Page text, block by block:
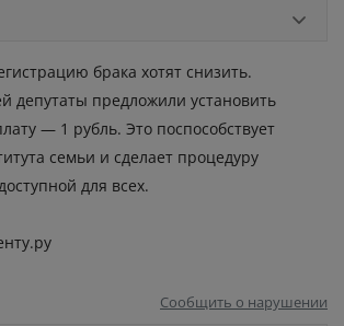
брака хотят снизить.
депутаты предложили установить
— 1 рубль. Это поспособствует
семьи и сделает процедуру
для всех.
Сообщить о нарушении